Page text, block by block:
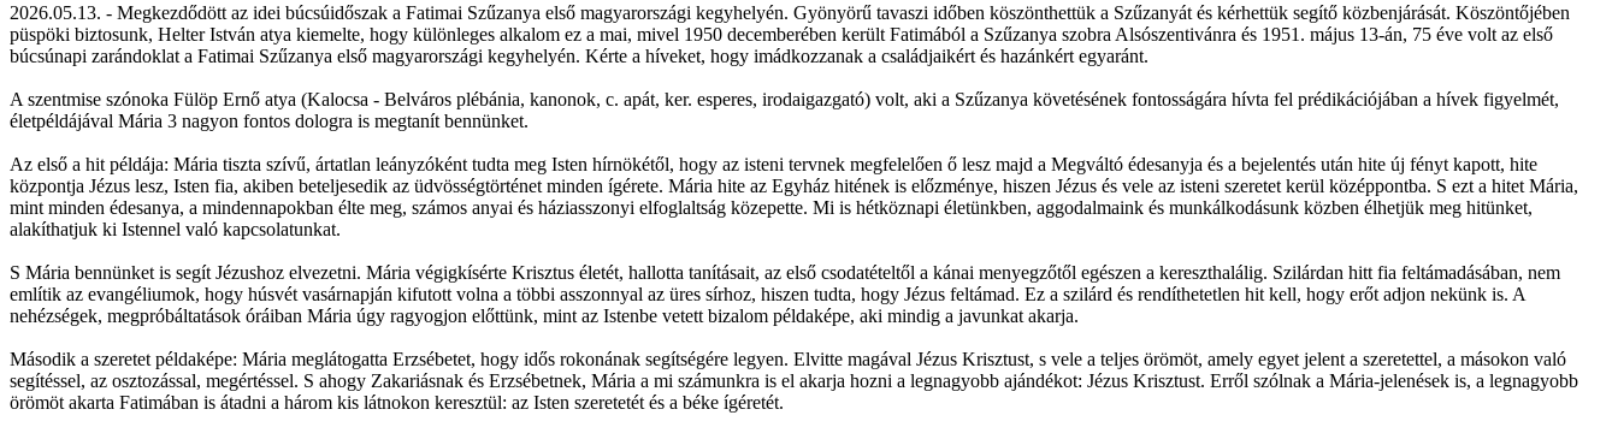
2026.05.13. - Megkezdődött az idei búcsúidőszak a Fatimai Szűzanya első magyarországi kegyhelyén. Gyönyörű tavaszi időben köszönthettük a Szűzanyát és kérhettük segítő közbenjárását. Köszöntőjében
püspöki biztosunk, Helter István atya kiemelte, hogy különleges alkalom ez a mai, mivel 1950 decemberében került Fatimából a Szűzanya szobra Alsószentivánra és 1951. május 13-án, 75 éve volt az első
búcsúnapi zarándoklat a Fatimai Szűzanya első magyarországi kegyhelyén. Kérte a híveket, hogy imádkozzanak a családjaikért és hazánkért egyaránt.
A szentmise szónoka Fülöp Ernő atya (Kalocsa - Belváros plébánia, kanonok, c. apát, ker. esperes, irodaigazgató) volt, aki a Szűzanya követésének fontosságára hívta fel prédikációjában a hívek figyelmét,
életpéldájával Mária 3 nagyon fontos dologra is megtanít bennünket.
Az első a hit példája: Mária tiszta szívű, ártatlan leányzóként tudta meg Isten hírnökétől, hogy az isteni tervnek megfelelően ő lesz majd a Megváltó édesanyja és a bejelentés után hite új fényt kapott, hite
központja Jézus lesz, Isten fia, akiben beteljesedik az üdvösségtörténet minden ígérete. Mária hite az Egyház hitének is előzménye, hiszen Jézus és vele az isteni szeretet kerül középpontba. S ezt a hitet Mária,
mint minden édesanya, a mindennapokban élte meg, számos anyai és háziasszonyi elfoglaltság közepette. Mi is hétköznapi életünkben, aggodalmaink és munkálkodásunk közben élhetjük meg hitünket,
alakíthatjuk ki Istennel való kapcsolatunkat.
S Mária bennünket is segít Jézushoz elvezetni. Mária végigkísérte Krisztus életét, hallotta tanításait, az első csodatételtől a kánai menyegzőtől egészen a kereszthalálig. Szilárdan hitt fia feltámadásában, nem
említik az evangéliumok, hogy húsvét vasárnapján kifutott volna a többi asszonnyal az üres sírhoz, hiszen tudta, hogy Jézus feltámad. Ez a szilárd és rendíthetetlen hit kell, hogy erőt adjon nekünk is. A
nehézségek, megpróbáltatások óráiban Mária úgy ragyogjon előttünk, mint az Istenbe vetett bizalom példaképe, aki mindig a javunkat akarja.
Második a szeretet példaképe: Mária meglátogatta Erzsébetet, hogy idős rokonának segítségére legyen. Elvitte magával Jézus Krisztust, s vele a teljes örömöt, amely egyet jelent a szeretettel, a másokon való
segítéssel, az osztozással, megértéssel. S ahogy Zakariásnak és Erzsébetnek, Mária a mi számunkra is el akarja hozni a legnagyobb ajándékot: Jézus Krisztust. Erről szólnak a Mária-jelenések is, a legnagyobb
örömöt akarta Fatimában is átadni a három kis látnokon keresztül: az Isten szeretetét és a béke ígéretét.